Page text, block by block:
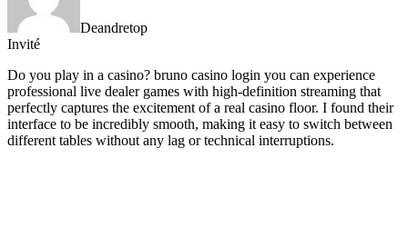
Deandretop
Invité
Do you play in a casino? bruno casino login you can experience
professional live dealer games with high-definition streaming that
perfectly captures the excitement of a real casino floor. I found their
interface to be incredibly smooth, making it easy to switch between
different tables without any lag or technical interruptions.